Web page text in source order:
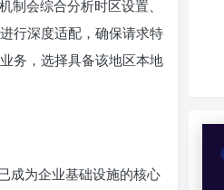
会综合分析时区设置、
行深度适配，确保请求特
务，选择具备该地区本地
成为企业基础设施的核心